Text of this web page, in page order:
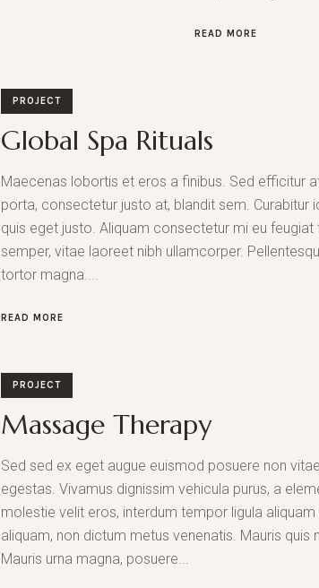
READ MORE
PROJECT
Global Spa Rituals
Maecenas lobortis et eros a finibus. Sed efficitur
porta, consectetur justo at, blandit sem. Curabitur
quis eget justo. Aliquam consectetur mi eu
semper, vitae laoreet nibh ullamcorper.
tortor magna....
READ MORE
PROJECT
Massage Therapy
Sed sed ex eget augue euismod posuere non
egestas. Vivamus dignissim vehicula purus, a
molestie velit eros, interdum tempor ligula
aliquam, non dictum metus venenatis. Mauris quis
Mauris urna magna, posuere...